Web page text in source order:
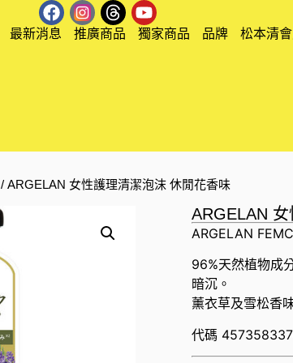
最新消息 推廣商品 獨家商品 品牌 松本清
/ ARGELAN 女性護理清潔泡沫 休閒花香味
ARGELAN
ARGELAN
96%天然植物成
暗沉。
薰衣草及雪松香
代碼